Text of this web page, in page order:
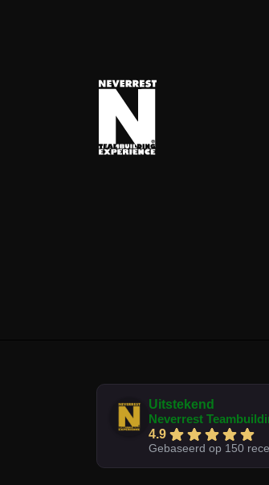
Uitstekend
Neverrest
4.9
Gebaseerd op 150